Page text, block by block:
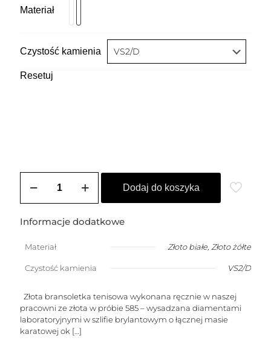
Materiał
Czystość kamienia
Resetuj
Bransoletka
Dodaj do koszyka
Informacje dodatkowe
Materiał Złoto białe, Złoto żółte
Czystość kamienia VS2/D
Złota bransoletka tenisowa wykonana ręcznie w naszej
pracowni ze złota w próbie 585 – wysadzana diamentami
laboratoryjnymi w szlifie brylantowym o łącznej masie
karatowej ok […]